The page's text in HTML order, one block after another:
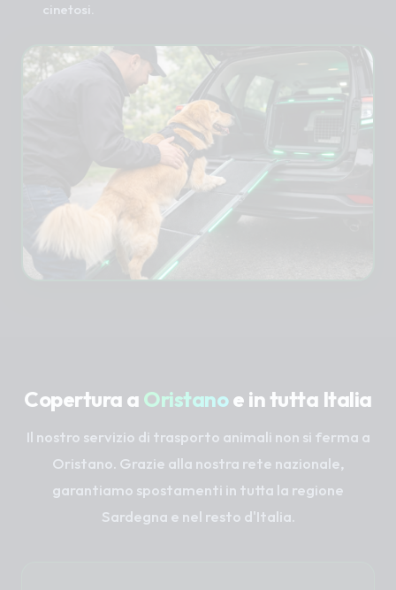
cinetosi.
Copertura a Oristanoe in tutta Italia
Il nostro servizio di trasporto animali non si ferma a
Oristano. Grazie alla nostra rete nazionale,
garantiamo spostamenti in tutta la regione
Sardegna e nel resto d'Italia.